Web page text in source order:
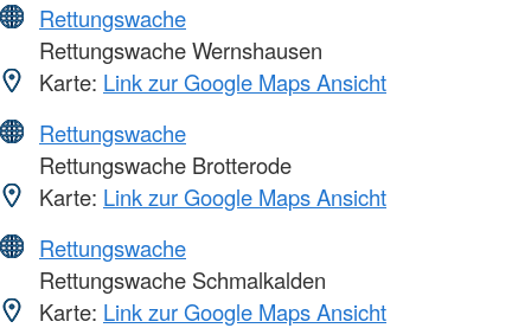
Rettungswache
Rettungswache Wernshausen
Karte: Link zur Google Maps Ansicht
Rettungswache
Rettungswache Brotterode
Karte: Link zur Google Maps Ansicht
Rettungswache
Rettungswache Schmalkalden
Karte: Link zur Google Maps Ansicht